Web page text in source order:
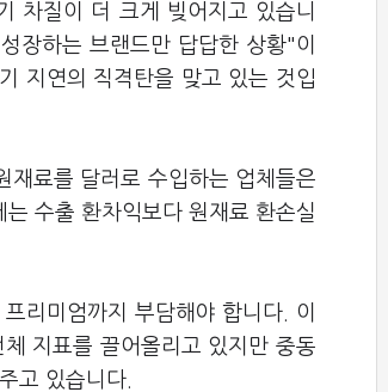
차질이 더 크게 빚어지고 있습니
장하는 브랜드만 답답한 상황"이
지연의 직격탄을 맞고 있는 것입
재료를 달러로 수입하는 업체들은
수출 환차익보다 원재료 환손실
리미엄까지 부담해야 합니다. 이
지표를 끌어올리고 있지만 중동
고 있습니다.